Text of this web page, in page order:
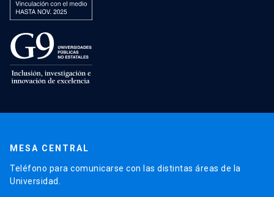
MESA CENTRAL
Teléfono para comunicarse con las distintas áreas de la
Universidad.